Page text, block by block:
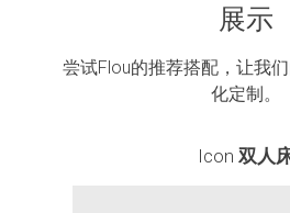
展示
尝试Flou的推荐搭配，让我
化定制。
Icon 双人